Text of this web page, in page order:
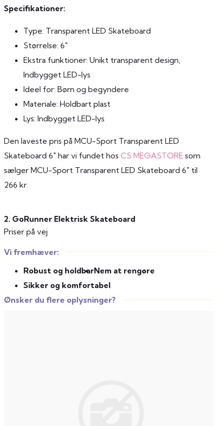
Specifikationer:
Type: Transparent LED Skateboard
Størrelse: 6″
Ekstra funktioner: Unikt transparent design,
Indbygget LED-lys
Ideel for: Børn og begyndere
Materiale: Holdbart plast
Lys: Indbygget LED-lys
Den laveste pris på MCU-Sport Transparent LED
Skateboard 6" har vi fundet hos CS MEGASTORE som
sælger MCU-Sport Transparent LED Skateboard 6" til
266 kr.
2. GoRunner Elektrisk Skateboard
Priser på vej
Vi fremhæver:
Robust og holdbarNem at rengøre
Sikker og komfortabel
Ønsker du flere oplysninger?